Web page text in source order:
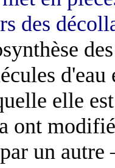
des
elle
ont
un